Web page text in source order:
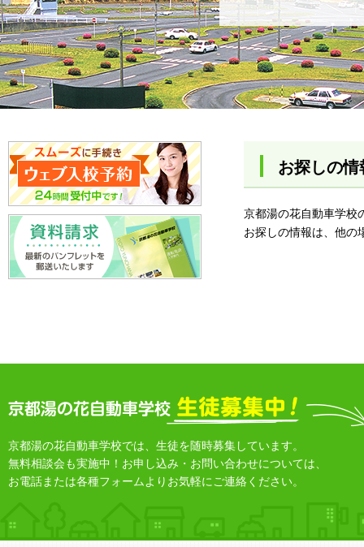
お探しの
京都湯の花自動車学校
お探しの情報は、他の
京都湯の花自動車学校では、生徒を随時募集しています。
無料相談会も実施中！お申し込み・お問い合わせについては、
お電話または各種フォームよりお気軽にご連絡ください。